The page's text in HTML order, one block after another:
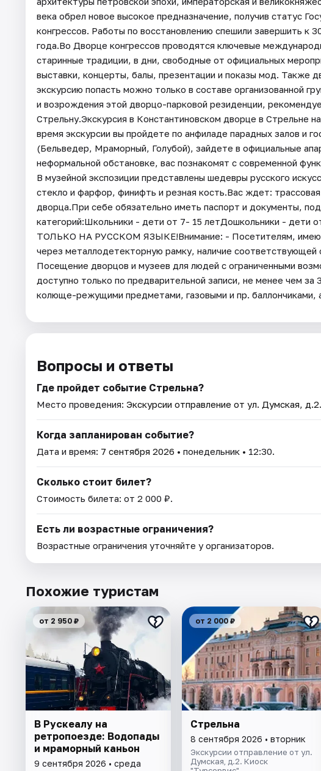
века обрел новое высокое предназначение, получив статус
конгрессов. Работы по восстановлению спешили завершить к
года.Во Дворце конгрессов проводятся ключевые
старинные традиции, в дни, свободные от официальных
выставки, концерты, балы, презентации и показы мод. Также
экскурсию попасть можно только в составе организованной
и возрождения этой дворцо-парковой резиденции,
Стрельну.Экскурсия в Константиновском дворце в Стрельне
время экскурсии вы пройдете по анфиладе парадных залов и
(Бельведер, Мраморный, Голубой), зайдете в официальные
неформальной обстановке, вас познакомят с современной
В музейной экспозиции представлены шедевры русского
стекло и фарфор, финифть и резная кость.Вас ждет:
дворца.При себе обязательно иметь паспорт и документы,
категорий:Школьники - дети от 7- 15 летДошкольники -
ТОЛЬКО НА РУССКОМ ЯЗЫКЕ!Внимание: - Посетителям,
через металлодетекторную рамку, наличие соответствующей
Посещение дворцов и музеев для людей с ограниченными
доступно только по предварительной записи, не менее чем
колюще-режущими предметами, газовыми и пр. баллончиками,
Вопросы и ответы
Где пройдет событие Стрельна?
Место проведения: Экскурсии отправление от ул. Думская,
Когда запланирован событие?
Дата и время: 7 сентября 2026 • понедельник • 12:30.
Сколько стоит билет?
Стоимость билета: от 2 000 ₽.
Есть ли возрастные ограничения?
Возрастные ограничения уточняйте у организаторов.
Похожие туристам
от 2 950 ₽
В Рускеалу на
ретропоезде: Водопады
и мраморный каньон
9 сентября 2026 • среда
от 2 000 ₽
Стрельна
8 сентября 2026 • вторник
Экскурсии отправление от ул.
Думская, д.2. Киоск